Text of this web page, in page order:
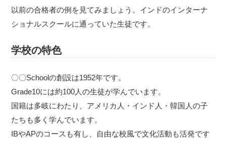
以前の合格者の例を見てみましょう。インドのインターナ
ショナルスクールに通っていた生徒です。
学校の特色
〇〇Schoolの創設は1952年です。
Grade10には約100人の生徒が学んでいます。
国籍は多岐にわたり、アメリカ人・インド人・韓国人の子
たちも多く学んでいます。
IBやAPのコースも有し、自由な校風で文化活動も活発です